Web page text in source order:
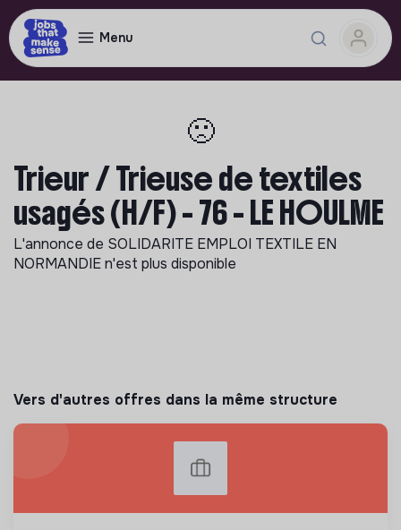
Menu
🙁
Trieur / Trieuse de textiles
usagés (H/F) - 76 - LE HOULME
L'annonce de SOLIDARITE EMPLOI TEXTILE EN
NORMANDIEn'est plus disponible
Vers d'autres offres dans la même structure